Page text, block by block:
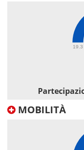
19.3
MOBILITÀ